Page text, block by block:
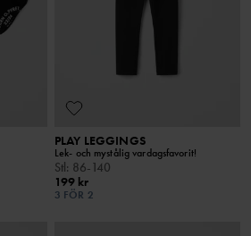
PLAY LEGGINGS
Lek- och mystålig vardagsfavorit!
Stl : 86-140
199 kr
3 FÖR 2